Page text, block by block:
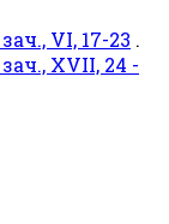
VI, 17-23 .
XVII, 24 -